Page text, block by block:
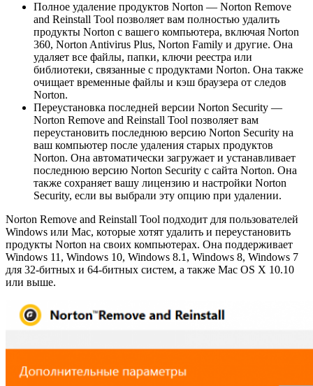
Полное удаление продуктов Norton — Norton Remove
and Reinstall Tool позволяет вам полностью удалить
продукты Norton с вашего компьютера, включая Norton
360, Norton Antivirus Plus, Norton Family и другие. Она
удаляет все файлы, папки, ключи реестра или
библиотеки, связанные с продуктами Norton. Она также
очищает временные файлы и кэш браузера от следов
Norton.
Переустановка последней версии Norton Security —
Norton Remove and Reinstall Tool позволяет вам
переустановить последнюю версию Norton Security на
ваш компьютер после удаления старых продуктов
Norton. Она автоматически загружает и устанавливает
последнюю версию Norton Security с сайта Norton. Она
также сохраняет вашу лицензию и настройки Norton
Security, если вы выбрали эту опцию при удалении.
Norton Remove and Reinstall Tool подходит для пользователей
Windows или Mac, которые хотят удалить и переустановить
продукты Norton на своих компьютерах. Она поддерживает
Windows 11, Windows 10, Windows 8.1, Windows 8, Windows 7
для 32-битных и 64-битных систем, а также Mac OS X 10.10
или выше.